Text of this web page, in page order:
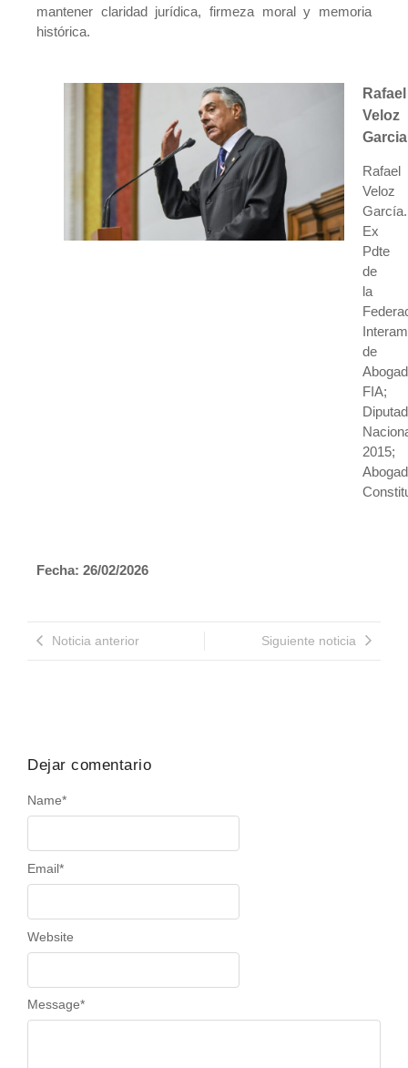
mantener claridad jurídica, firmeza moral y memoria
histórica.
Rafael
Veloz
Rafael
Veloz
García.
Ex
Pdte
de
la
de
FIA;
2015;
Fecha: 26/02/2026
Noticia anterior Siguiente noticia
Dejar comentario
Message*
Name*
Email*
Website